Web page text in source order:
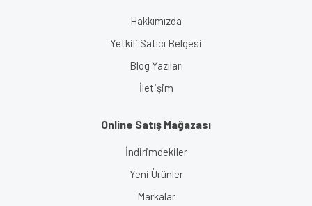
Hakkımızda
Yetkili Satıcı Belgesi
Blog Yazıları
İletişim
Online Satış Mağazası
İndirimdekiler
Yeni Ürünler
Markalar